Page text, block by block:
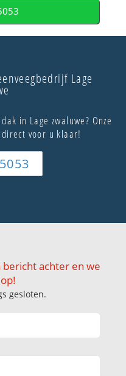
Lage
in Lage zwaluwe? Onze
voor u klaar!
achter en we
gesloten.